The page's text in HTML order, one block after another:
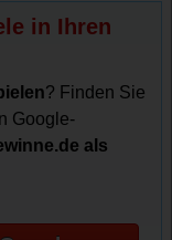
in Ihren
? Finden Sie
Google-
als